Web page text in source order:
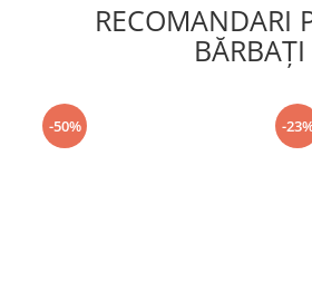
RECOMANDARI
BĂRBAŢI
-50% -